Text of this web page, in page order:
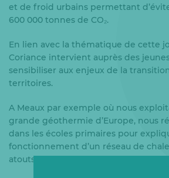
et de froid urbains permettant
600 000 tonnes de CO₂.
En lien avec la thématique de cette
Coriance intervient auprès des
sensibiliser aux enjeux de la
territoires.
A Meaux par exemple où nous
grande géothermie d’Europe, nous
dans les écoles primaires pour
fonctionnement d’un réseau de
atouts de l’énergie renouvelable.